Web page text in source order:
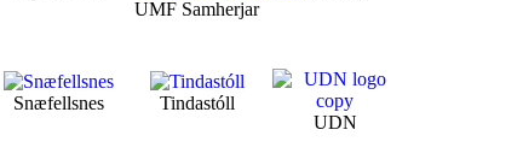
UMF Samherjar
Snæfellsnes
Tindastóll
UDN